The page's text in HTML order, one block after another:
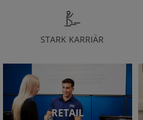
STARK KARRIÄR
RETAIL